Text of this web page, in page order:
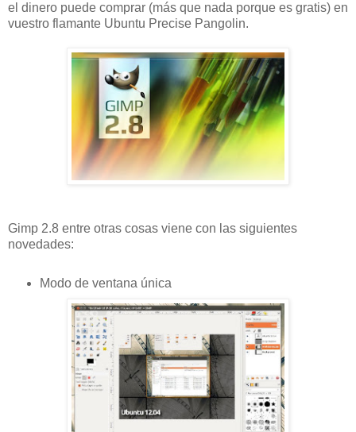
el dinero puede comprar (más que nada porque es gratis) en
vuestro flamante Ubuntu Precise Pangolin.
Gimp 2.8 entre otras cosas viene con las siguientes
novedades:
Modo de ventana única